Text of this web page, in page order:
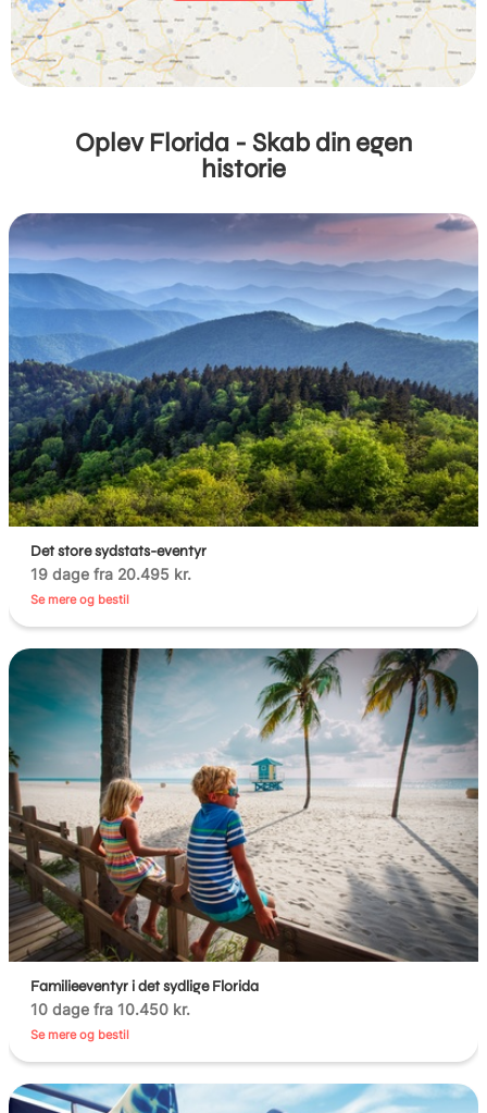
Oplev Florida - Skab din egen
historie
Det store sydstats-eventyr
19 dage fra 20.495 kr.
Se mere og bestil
Familieeventyr i det sydlige Florida
10 dage fra 10.450 kr.
Se mere og bestil